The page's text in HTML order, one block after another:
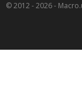
© 2012 - 2026 -